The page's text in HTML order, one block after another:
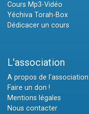
Cours Mp3-Vidéo
Yéchiva Torah-Box
Dédicacer un cours
L'association
A propos de l'association
Faire un don !
Mentions légales
Nous contacter